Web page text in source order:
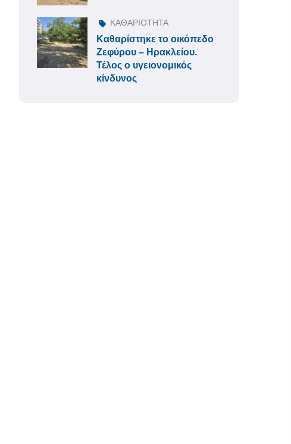
ΚΑΘΑΡΙΟΤΗΤΑ
Καθαρίστηκε το οικόπεδο
Ζεφύρου – Ηρακλείου.
Τέλος ο υγειονομικός
κίνδυνος